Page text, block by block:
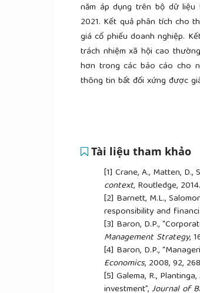
năm áp dụng trên bộ dữ
2021. Kết quả phân tích cho
giá cổ phiếu doanh nghiệp.
trách nhiệm xã hội cao
hơn trong các báo cáo cho
thông tin bất đối xứng được
Tài liệu tham khảo
[1] Crane, A., Matten, D.,
context, Routledge, 2014.
[2] Barnett, M.L.,
responsibility and
[3] Baron, D.P.,
Management Strategy,
[4] Baron, D.P.,
Economics, 2008, 92,
[5] Galema, R.,
investment”,Journal of